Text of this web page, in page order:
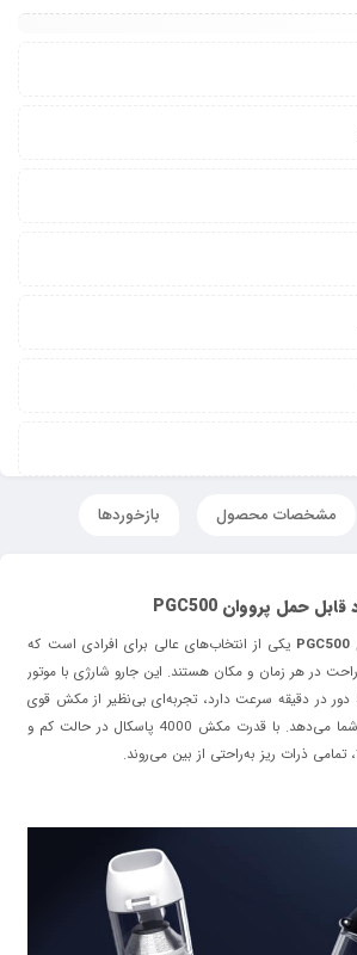
مشخصات محصول بازخوردها
قابل حمل پرووان PGC500
PGC500 یکی از انتخاب‌های عالی برای افرادی است که
در هر زمان و مکان هستند. این جارو شارژی با موتور
قدرتمند خود که تا 53,000 دور در دقیقه سرعت دارد، تجربه‌ای بی‌نظیر از مکش قوی
و جمع‌آوری گرد و غبار به شما می‌دهد. با قدرت مکش 4000 پاسکال در حالت کم و